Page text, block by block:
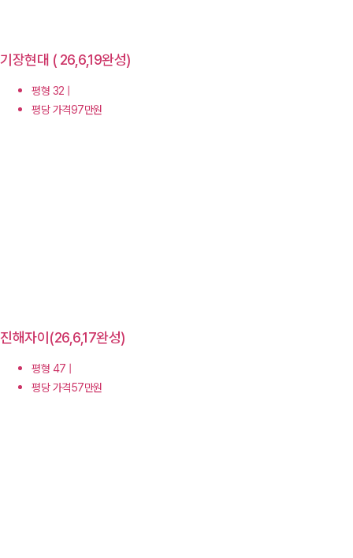
기장현대 ( 26,6,19완성)
평형 32 |
평당 가격97만원
진해자이(26,6,17완성)
평형 47 |
평당 가격57만원